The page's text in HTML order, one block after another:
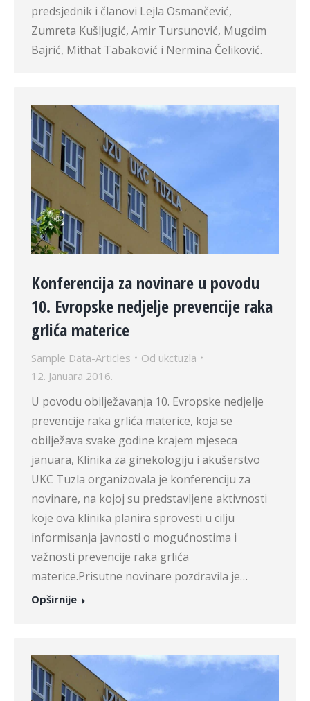
predsjednik i članovi Lejla Osmančević,
Zumreta Kušljugić, Amir Tursunović, Mugdim
Bajrić, Mithat Tabaković i Nermina Čeliković.
Konferencija za novinare u povodu
10. Evropske nedjelje prevencije raka
grlića materice
Sample Data-Articles Od ukctuzla
12. Januara 2016.
U povodu obilježavanja 10. Evropske nedjelje
prevencije raka grlića materice, koja se
obilježava svake godine krajem mjeseca
januara, Klinika za ginekologiju i akušerstvo
UKC Tuzla organizovala je konferenciju za
novinare, na kojoj su predstavljene aktivnosti
koje ova klinika planira sprovesti u cilju
informisanja javnosti o mogućnostima i
važnosti prevencije raka grlića
materice.Prisutne novinare pozdravila je…
Opširnije